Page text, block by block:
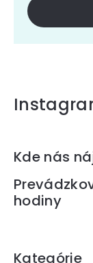
Zápätie
Kde nás
hodiny
Kategórie